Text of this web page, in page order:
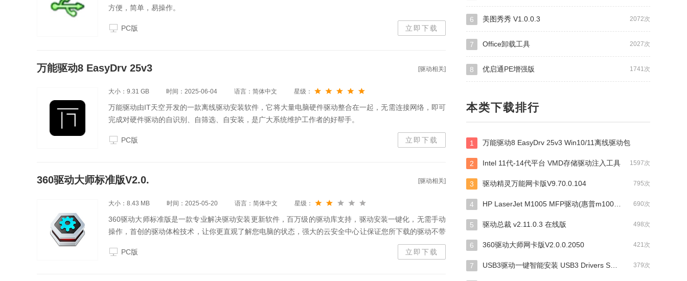
方便，简单，易操作。
PC版 立即下载
[驱动相关]
万能驱动8 EasyDrv 25v3
大小：9.31 GB 时间：2025-06-04 语言：简体中文 星级：
万能驱动由IT天空开发的一款离线驱动安装软件，它将大量电脑硬件驱动整合在一起，无需连接网络，即可
完成对硬件驱动的自识别、自筛选、自安装，是广大系统维护工作者的好帮手。
PC版 立即下载
[驱动相关]
360驱动大师标准版V2.0.
大小：8.43 MB 时间：2025-05-20 语言：简体中文 星级：
360驱动大师标准版是一款专业解决驱动安装更新软件，百万级的驱动库支持，驱动安装一键化，无需手动
操作，首创的驱动体检技术，让你更直观了解您电脑的状态，强大的云安全中心让保证您所下载的驱动不带
PC版
立即下载
2072次
6 美图秀秀 V1.0.0.3
2027次
7 Office卸载工具
1741次
8 优启通PE增强版
本类下载排行
1 万能驱动8 EasyDrv 25v3 Win10/11离线驱动包
1597次
2 Intel 11代-14代平台 VMD存储驱动注入工具
795次
3 驱动精灵万能网卡版V9.70.0.104
690次
4 HP LaserJet M1005 MFP驱动(惠普m1005打印机驱动) V2.7.7 官方版
498次
5 驱动总裁 v2.11.0.3 在线版
421次
6 360驱动大师网卡版V2.0.0.2050
379次
7 USB3驱动一键智能安装 USB3 Drivers Smart Install v2.0.8.9